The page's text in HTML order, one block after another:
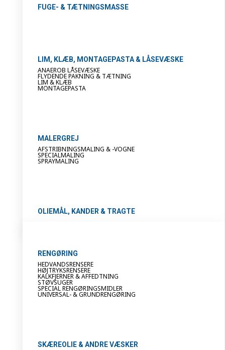
FUGE- & TÆTNINGSMASSE
LIM, KLÆB, MONTAGEPASTA & LÅSEVÆSKE
ANAEROB LÅSEVÆSKE
FLYDENDE PAKNING & TÆTNING
LIM & KLÆB
MONTAGEPASTA
MALERGREJ
AFSTRIBNINGSMALING & -VOGNE
SPECIALMALING
SPRAYMALING
OLIEMÅL, KANDER & TRAGTE
RENGØRING
HEDVANDSRENSERE
HØJTRYKSRENSERE
KALKFJERNER & AFFEDTNING
STØVSUGER
SPECIAL RENGØRINGSMIDLER
UNIVERSAL- & GRUNDRENGØRING
SKÆREOLIE & ANDRE VÆSKER